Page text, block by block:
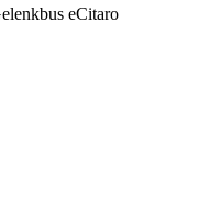
eCitaro